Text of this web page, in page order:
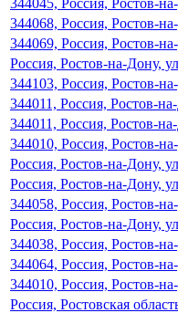
344068, Россия, Ростов-
344069, Россия, Ростов-
Россия, Ростов-на-Дону,
344103, Россия, Ростов-
344011, Россия, Ростов-
344011, Россия, Ростов-
344010, Россия, Ростов-
Россия, Ростов-на-Дону,
Россия, Ростов-на-Дону,
344058, Россия, Ростов-
Россия, Ростов-на-Дону,
344038, Россия, Ростов-
344064, Россия, Ростов-
344010, Россия, Ростов-
Россия, Ростовская